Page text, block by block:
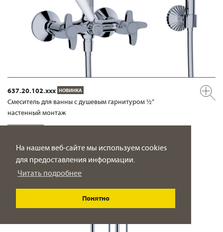
На нашем веб-сайте мы используем cookies
для предоставления информации.
Читать подробнее
Понятно
637.20.102.xxx НОВИНКА
Смеситель для ванны с душевым гарнитуром ½“
настенный монтаж